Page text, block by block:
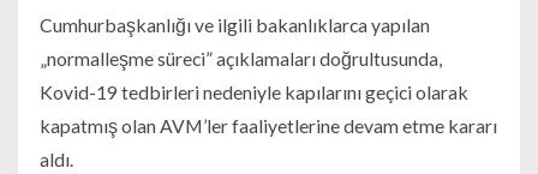
Cumhurbaşkanlığı ve ilgili bakanlıklarca yapılan
„normalleşme süreci” açıklamaları doğrultusunda,
Kovid-19 tedbirleri nedeniyle kapılarını geçici olarak
kapatmış olan AVM’ler faaliyetlerine devam etme kararı
aldı.